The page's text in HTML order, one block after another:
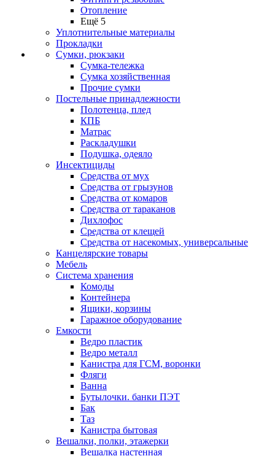
Отопление
Ещё 5
Уплотнительные материалы
Прокладки
Сумки, рюкзаки
Сумка-тележка
Сумка хозяйственная
Прочие сумки
Постельные принадлежности
Полотенца, плед
КПБ
Матрас
Раскладушки
Подушка, одеяло
Инсектициды
Средства от мух
Средства от грызунов
Средства от комаров
Средства от тараканов
Дихлофос
Средства от клещей
Средства от насекомых, универсальные
Канцелярские товары
Мебель
Система хранения
Комоды
Контейнера
Ящики, корзины
Гаражное оборудование
Емкости
Ведро пластик
Ведро металл
Канистра для ГСМ, воронки
Фляги
Ванна
Бутылочки. банки ПЭТ
Бак
Таз
Канистра бытовая
Вешалки, полки, этажерки
Вешалка настенная